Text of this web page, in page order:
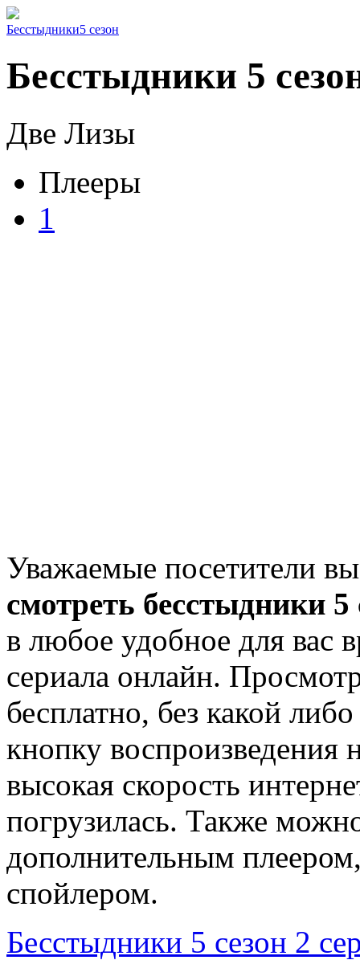
Бесстыдники5 сезон
Бесстыдники 5
Две Лизы
Плееры
1
Уважаемые посетители
смотреть бесстыдники 5
в любое удобное для вас
сериала онлайн.
бесплатно, без какой
кнопку воспроизведения
высокая скорость
погрузилась. Также
дополнительным
спойлером.
Бесстыдники 5 сезон 2